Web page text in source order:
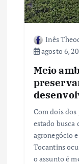
P
Inês
agosto 6,
Meio
Com dois
estado
agronegócio
Tocantins
o assunto é